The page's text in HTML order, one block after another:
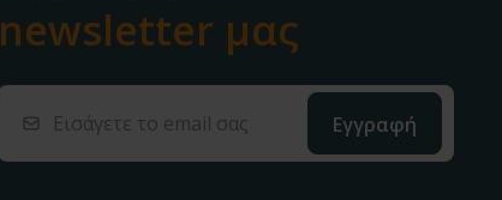
newsletter μας